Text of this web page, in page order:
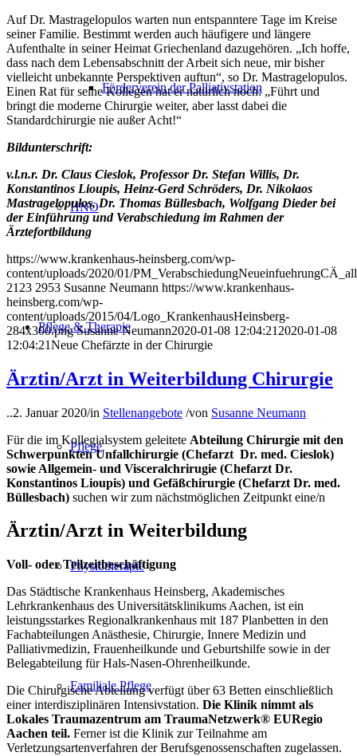
Förderverein der Palliativstation
HNO
Pflege & Therapie
Pflege
Physiotherapie
Familiale Pflege
Auf Dr. Mastragelopulos warten nun entspanntere Tage im Kreise
seiner Familie. Bestimmt werden auch häufigere und längere
Aufenthalte in seiner Heimat Griechenland dazugehören. „Ich hoffe,
dass nach dem Lebensabschnitt der Arbeit sich neue, mir bisher
vielleicht unbekannte Perspektiven auftun“, so Dr. Mastragelopulos.
Einen Rat für seine Kollegen hat er natürlich noch: „Führt und
bringt die moderne Chirurgie weiter, aber lasst dabei die
Standardchirurgie nie außer Acht!“
Bildunterschrift:
v.l.n.r. Dr. Claus Cieslok, Professor Dr. Stefan Willis, Dr.
Konstantinos Lioupis, Heinz-Gerd Schröders, Dr. Nikolaos
Mastragelopulos, Dr. Thomas Büllesbach, Wolfgang Dieder bei
der Einführung und Verabschiedung im Rahmen der
Ärztefortbildung
https://www.krankenhaus-heinsberg.com/wp-
content/uploads/2020/01/
2123 2953 Susanne Neumann https://www.krankenhaus-
heinsberg.com/wp-
content/uploads/2015/04/Logo_KrankenhausHeinsberg-
284x300.png Susanne Neumann2020-01-08 12:04:21 2020-01-08
12:04:21Neue Chefärzte in der Chirurgie
Ärztin/Arzt in Weiterbildung Chirurgie
..2. Januar 2020/in Stellenangebote /von Susanne Neumann
Für die im Kollegialsystem geleitete Abteilung Chirurgie mit den
Schwerpunkten Unfallchirurgie (Chefarzt Dr. med. Cieslok)
sowie Allgemein- und Visceralchrirugie (Chefarzt Dr.
Konstantinos Lioupis) und Gefäßchirurgie (Chefarzt Dr. med.
Büllesbach) suchen wir zum nächstmöglichen Zeitpunkt eine/n
Ärztin/Arzt in Weiterbildung
Voll- oder Teilzeitbeschäftigung
Das Städtische Krankenhaus Heinsberg, Akademisches
Lehrkrankenhaus des Universitätsklinikums Aachen, ist ein
leistungsstarkes Regionalkrankenhaus mit 187 Planbetten in den
Fachabteilungen Anästhesie, Chirurgie, Innere Medizin und
Palliativmedizin, Frauenheilkunde und Geburtshilfe sowie in der
Belegabteilung für Hals-Nasen-Ohrenheilkunde.
Die Chirurgische Abteilung verfügt über 63 Betten einschließlich
einer interdisziplinären Intensivstation. Die Klinik nimmt als
Lokales Traumazentrum am TraumaNetzwerk® EURegio
Aachen teil. Ferner ist die Klinik zur Teilnahme am
Verletzungsartenverfahren der Berufsgenossenschaften zugelassen.